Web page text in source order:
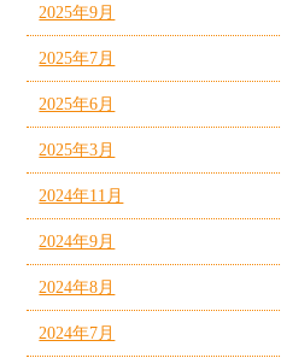
2025年9月
2025年7月
2025年6月
2025年3月
2024年11月
2024年9月
2024年8月
2024年7月